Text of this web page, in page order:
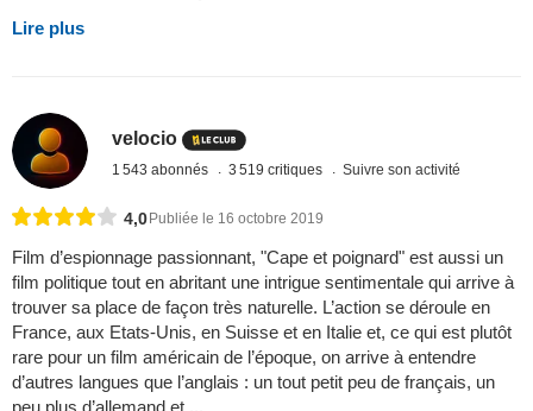
Lire plus
velocio
1 543 abonnés 3 519 critiques Suivre son activité
4,0Publiée le 16 octobre 2019
Film d’espionnage passionnant, "Cape et poignard" est aussi un
film politique tout en abritant une intrigue sentimentale qui arrive à
trouver sa place de façon très naturelle. L’action se déroule en
France, aux Etats-Unis, en Suisse et en Italie et, ce qui est plutôt
rare pour un film américain de l’époque, on arrive à entendre
d’autres langues que l’anglais : un tout petit peu de français, un
peu plus d’allemand et ...